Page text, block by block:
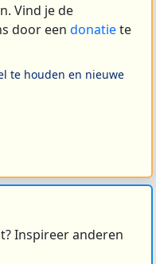
Vind je de
door een donatiete
te houden en nieuwe
Inspireer anderen